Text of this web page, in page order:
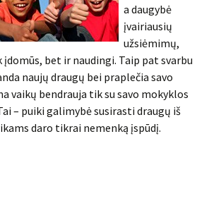
a daugybė
įvairiausių
užsiėmimų,
bet ir naudingi. Taip pat svarbu
naujų draugų bei praplečia savo
vaikų bendrauja tik su savo mokyklos
– puiki galimybė susirasti draugų iš
daro tikrai nemenką įspūdį.